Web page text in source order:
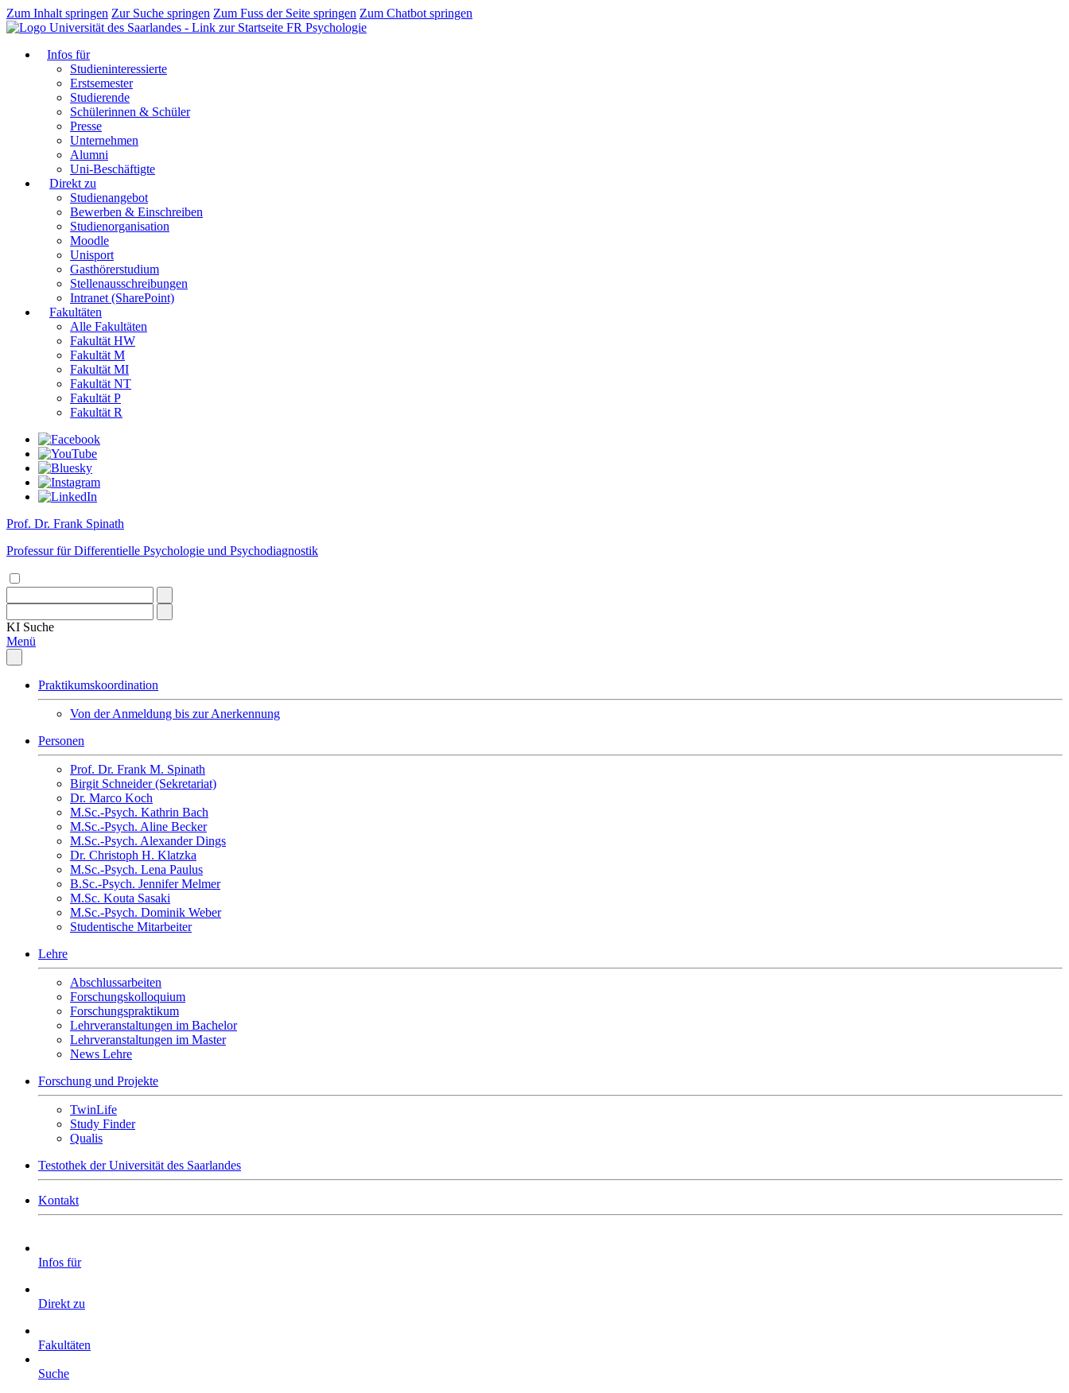
Zum Inhalt springen Zur Suche springen Zum Fuss der Seite springen Zum Chatbot springen
FR Psychologie
Infos für
Studieninteressierte
Erstsemester
Studierende
Schülerinnen & Schüler
Presse
Unternehmen
Alumni
Uni-Beschäftigte
Direkt zu
Studienangebot
Bewerben & Einschreiben
Studienorganisation
Moodle
Unisport
Gasthörerstudium
Stellenausschreibungen
Intranet (SharePoint)
Fakultäten
Alle Fakultäten
Fakultät HW
Fakultät M
Fakultät MI
Fakultät NT
Fakultät P
Fakultät R
Prof. Dr. Frank Spinath
Professur für Differentielle Psychologie und Psychodiagnostik
KI Suche
Menü
Praktikumskoordination
Von der Anmeldung bis zur Anerkennung
Personen
Prof. Dr. Frank M. Spinath
Birgit Schneider (Sekretariat)
Dr. Marco Koch
M.Sc.-Psych. Kathrin Bach
M.Sc.-Psych. Aline Becker
M.Sc.-Psych. Alexander Dings
Dr. Christoph H. Klatzka
M.Sc.-Psych. Lena Paulus
B.Sc.-Psych. Jennifer Melmer
M.Sc. Kouta Sasaki
M.Sc.-Psych. Dominik Weber
Studentische Mitarbeiter
Lehre
Abschlussarbeiten
Forschungskolloquium
Forschungspraktikum
Lehrveranstaltungen im Bachelor
Lehrveranstaltungen im Master
News Lehre
Forschung und Projekte
TwinLife
Study Finder
Qualis
Testothek der Universität des Saarlandes
Kontakt
Infos für
Direkt zu
Fakultäten
Suche